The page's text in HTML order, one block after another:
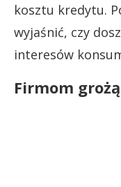
kosztu kredytu.
wyjaśnić, czy
interesów
Firmom